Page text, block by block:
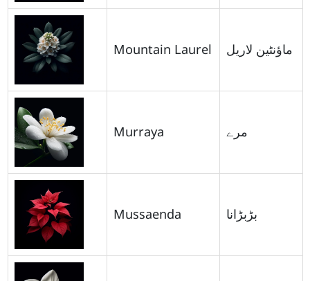
Mountain Laurel ماؤنٹین لاریل
Murraya مرے
Mussaenda بڑبڑانا